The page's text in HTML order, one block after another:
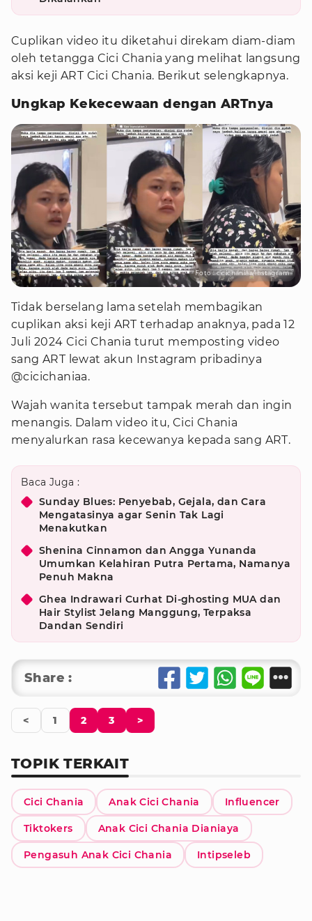
Cuplikan video itu diketahui direkam diam-diam
oleh tetangga Cici Chania yang melihat langsung
aksi keji ART Cici Chania. Berikut selengkapnya.
Ungkap Kekecewaan dengan ARTnya
Foto : cicichaniaa/instagram
Tidak berselang lama setelah membagikan
cuplikan aksi keji ART terhadap anaknya, pada 12
Juli 2024 Cici Chania turut memposting video
sang ART lewat akun Instagram pribadinya
@cicichaniaa.
Wajah wanita tersebut tampak merah dan ingin
menangis. Dalam video itu, Cici Chania
menyalurkan rasa kecewanya kepada sang ART.
Baca Juga :
Sunday Blues: Penyebab, Gejala, dan Cara
Mengatasinya agar Senin Tak Lagi
Menakutkan
Shenina Cinnamon dan Angga Yunanda
Umumkan Kelahiran Putra Pertama, Namanya
Penuh Makna
Ghea Indrawari Curhat Di-ghosting MUA dan
Hair Stylist Jelang Manggung, Terpaksa
Dandan Sendiri
Share :
< 1 2 3 >
TOPIK TERKAIT
Cici Chania Anak Cici Chania Influencer
Tiktokers Anak Cici Chania Dianiaya
Pengasuh Anak Cici Chania Intipseleb